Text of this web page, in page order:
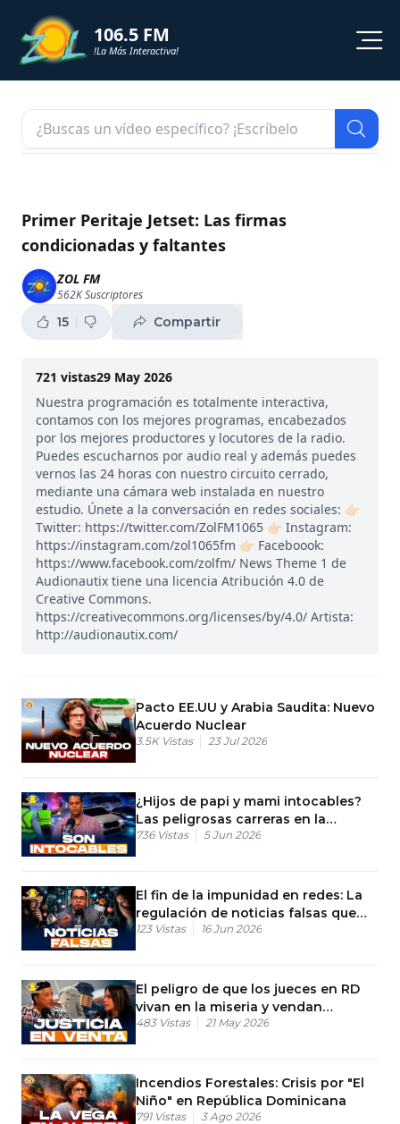
106.5 FM
!La Más Interactiva!
NOTICIAS
SHORTS
PODCAST
ZOL TV
Primer Peritaje Jetset: Las firmas
condicionadas y faltantes
ZOL FM
562KSuscriptores
15 Compartir
721 vistas29 May 2026
Nuestra programación es totalmente interactiva,
contamos con los mejores programas, encabezados
por los mejores productores y locutores de la radio.
Puedes escucharnos por audio real y además puedes
vernos las 24 horas con nuestro circuito cerrado,
mediante una cámara web instalada en nuestro
estudio. Únete a la conversación en redes sociales: 👉🏻
Twitter: https://twitter.com/ZolFM1065 👉🏻 Instagram:
https://instagram.com/zol1065fm 👉🏻 Faceboook:
https://www.facebook.com/zolfm/ News Theme 1 de
Audionautix tiene una licencia Atribución 4.0 de
Creative Commons.
https://creativecommons.org/licenses/by/4.0/ Artista:
http://audionautix.com/
Pacto EE.UU y Arabia Saudita: Nuevo
Acuerdo Nuclear
3.5K Vistas 23 Jul 2026
¿Hijos de papi y mami intocables?
Las peligrosas carreras en la
Lincoln que la DIGESETT no ve
736 Vistas 5 Jun 2026
El fin de la impunidad en redes: La
regulación de noticias falsas que
viene a RD
123 Vistas 16 Jun 2026
El peligro de que los jueces en RD
vivan en la miseria y vendan
sentencias
483 Vistas 21 May 2026
Incendios Forestales: Crisis por "El
Niño" en República Dominicana
791 Vistas 3 Ago 2026